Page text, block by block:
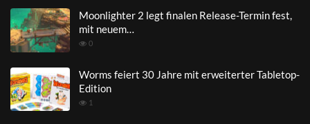
Moonlighter 2 legt finalen Release-Termin fest,
mit neuem…
0
Worms feiert 30 Jahre mit erweiterter Tabletop-
Edition
1